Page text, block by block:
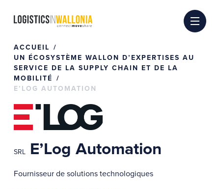
ACCUEIL
UN ÉCOSYSTÈME WALLON D’EXPERTISES AU
SERVICE DE LA SUPPLY CHAIN ET DE LA
MOBILITÉ
E’LOG AUTOMATION
SRL E’Log Automation
Fournisseur de solutions technologiques